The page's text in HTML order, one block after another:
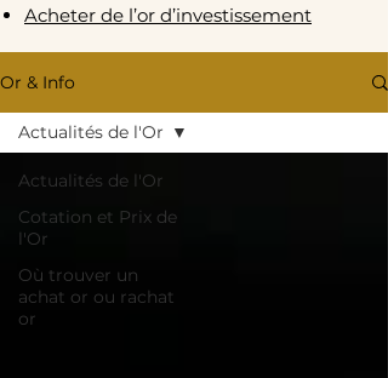
Acheter de l’or d’investissement
Or & Info
Actualités de l'Or
Cotation et Prix de
l'Or
Où trouver un
achat or ou rachat
or
Actualités de l'Or